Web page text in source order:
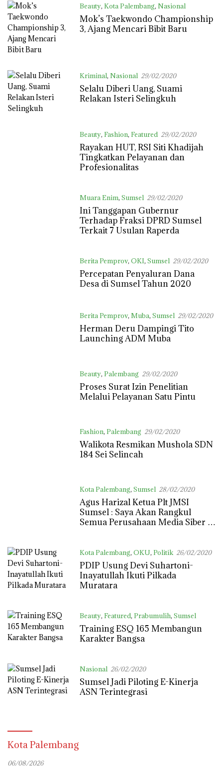
Beauty, Kota Palembang, Nasional
29/02/2020
Mok’s Taekwondo Championship
3, Ajang Mencari Bibit Baru
Kriminal, Nasional 29/02/2020
Selalu Diberi Uang, Suami
Relakan Isteri Selingkuh
Beauty, Fashion, Featured 29/02/2020
Rayakan HUT, RSI Siti Khadijah
Tingkatkan Pelayanan dan
Profesionalitas
Muara Enim, Sumsel 29/02/2020
Ini Tanggapan Gubernur
Terhadap Fraksi DPRD Sumsel
Terkait 7 Usulan Raperda
Berita Pemprov, OKI, Sumsel 29/02/2020
Percepatan Penyaluran Dana
Desa di Sumsel Tahun 2020
Berita Pemprov, Muba, Sumsel 29/02/2020
Herman Deru Dampingi Tito
Launching ADM Muba
Beauty, Palembang 29/02/2020
Proses Surat Izin Penelitian
Melalui Pelayanan Satu Pintu
Fashion, Palembang 29/02/2020
Walikota Resmikan Mushola SDN
184 Sei Selincah
Kota Palembang, Sumsel 28/02/2020
Agus Harizal Ketua Plt JMSI
Sumsel : Saya Akan Rangkul
Semua Perusahaan Media Siber di
Kota Palembang, OKU, Politik 26/02/2020
PDIP Usung Devi Suhartoni-
Inayatullah Ikuti Pilkada
Muratara
Beauty, Featured, Prabumulih, Sumsel
26/02/2020
Training ESQ 165 Membangun
Karakter Bangsa
Nasional 26/02/2020
Sumsel Jadi Piloting E-Kinerja
ASN Terintegrasi
Kota Palembang
06/08/2026